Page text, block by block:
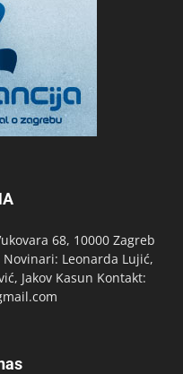
68, 10000 Zagreb
Leonarda Lujić,
Jakov Kasun Kontakt: